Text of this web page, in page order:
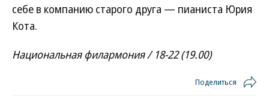
себе в компанию старого друга — пианиста Юрия
Кота.
Национальная филармония / 18-22 (19.00)
Поделиться